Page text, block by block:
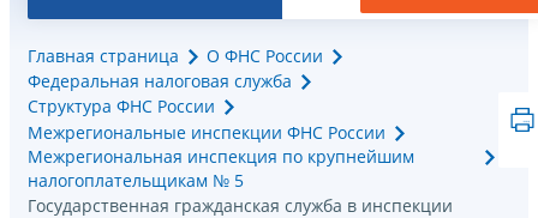
Главная страница
О ФНС России
Федеральная налоговая служба
Структура ФНС России
Межрегиональные инспекции ФНС России
Межрегиональная инспекция по крупнейшим
налогоплательщикам № 5
Государственная гражданская служба в инспекции